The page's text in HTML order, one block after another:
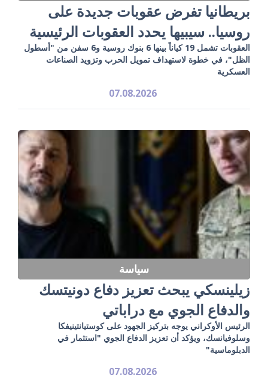
بريطانيا تفرض عقوبات جديدة على
روسيا.. سيبيها يحدد العقوبات الرئيسية
العقوبات تشمل 19 كياناً بينها 6 بنوك روسية و6 سفن من "أسطول
الظل"، في خطوة لاستهداف تمويل الحرب وتزويد الصناعات
العسكرية
07.08.2026
سياسة
زيلينسكي يبحث تعزيز دفاع دونيتسك
والدفاع الجوي مع دراباتي
الرئيس الأوكراني يوجه بتركيز الجهود على كوستيانتينيفكا
وسلوفيانسك، ويؤكد أن تعزيز الدفاع الجوي "استثمار في
الدبلوماسية"
07.08.2026